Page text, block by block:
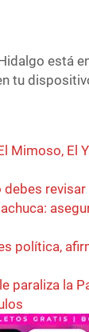
está
tu
Mimoso, El
revisar
política,
paraliza la